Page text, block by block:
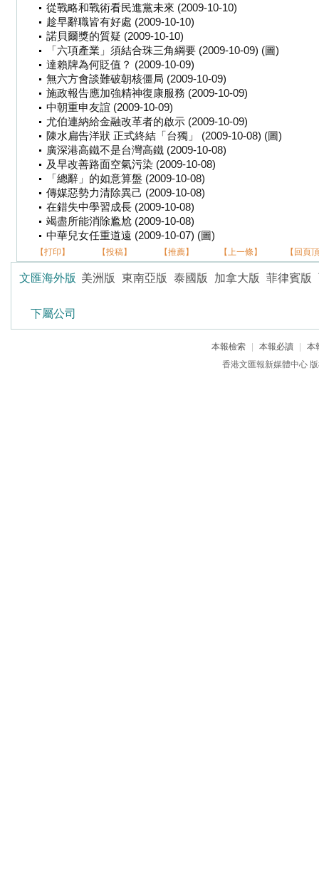
從戰略和戰術看民進黨未來 (2009-10-10)
趁早辭職皆有好處 (2009-10-10)
諾貝爾獎的質疑 (2009-10-10)
「六項產業」須結合珠三角綱要 (2009-10-09) (圖)
達賴牌為何貶值？ (2009-10-09)
無六方會談難破朝核僵局 (2009-10-09)
施政報告應加強精神復康服務 (2009-10-09)
中朝重申友誼 (2009-10-09)
尤伯連納給金融改革者的啟示 (2009-10-09)
陳水扁告洋狀 正式終結「台獨」 (2009-10-08) (圖)
廣深港高鐵不是台灣高鐵 (2009-10-08)
及早改善路面空氣污染 (2009-10-08)
「總辭」的如意算盤 (2009-10-08)
傳媒惡勢力清除異己 (2009-10-08)
在錯失中學習成長 (2009-10-08)
竭盡所能消除尷尬 (2009-10-08)
中華兒女任重道遠 (2009-10-07) (圖)
【打印】 【投稿】 【推薦】 【上一條】 【回頁
文匯海外版 美洲版 東南亞版 泰國版 加拿大版 菲律賓版
下屬公司
本報檢索 本報必讀
本
香港文匯報新媒體中心